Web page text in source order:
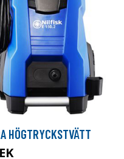
HÖGTRYCKSTVÄTT